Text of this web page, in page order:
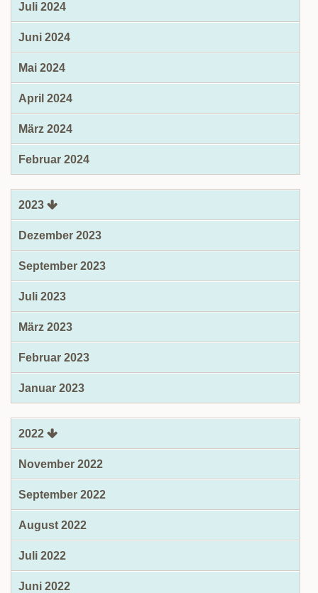
Juli 2024
Juni 2024
Mai 2024
April 2024
März 2024
Februar 2024
2023
Dezember 2023
September 2023
Juli 2023
März 2023
Februar 2023
Januar 2023
2022
November 2022
September 2022
August 2022
Juli 2022
Juni 2022